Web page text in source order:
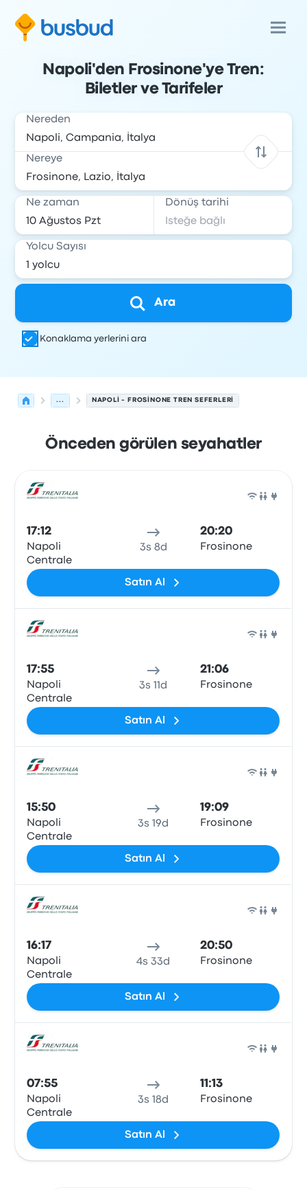
Napoli'den Frosinone'ye Tren:
Biletler ve Tarifeler
Nereden
Nereye
Ne zaman Dönüş tarihi
Yolcu Sayısı
Ara
Konaklama yerlerini ara
... NAPOLI - FROSINONE TREN SEFERLERI
Önceden görülen seyahatler
17:12
Napoli
Centrale
3s 8d
20:20
Frosinone
Satın Al
17:55
Napoli
Centrale
3s 11d
21:06
Frosinone
Satın Al
15:50
Napoli
Centrale
3s 19d
19:09
Frosinone
Satın Al
16:17
Napoli
Centrale
4s 33d
20:50
Frosinone
Satın Al
07:55
Napoli
Centrale
3s 18d
11:13
Frosinone
Satın Al